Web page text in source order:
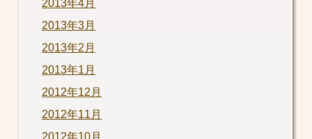
2013年4月
2013年3月
2013年2月
2013年1月
2012年12月
2012年11月